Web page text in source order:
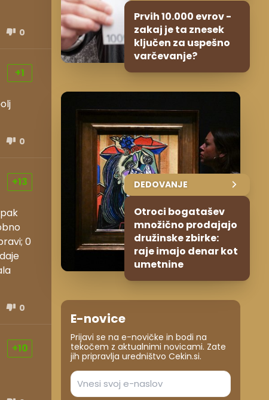
0
+1
0
+13
0
0
+10
Prvih 10.000 evrov -
zakaj je ta znesek
ključen za uspešno
varčevanje?
DEDOVANJE
Otroci bogatašev
množično prodajajo
družinske zbirke:
raje imajo denar kot
umetnine
E-novice
Prijavi se na e-novičke in bodi na
tekočem z aktualnimi novicami. Zate
jih pripravlja uredništvo Cekin.si.